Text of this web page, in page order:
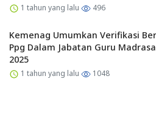
1 tahun yang lalu 496
Kemenag Umumkan Verifikasi
Ppg Dalam Jabatan Guru
2025
1 tahun yang lalu 1048